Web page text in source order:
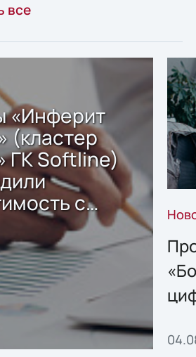
все
«Инферит
(кластер
ГК Softline)
с
Sharx
для
данных